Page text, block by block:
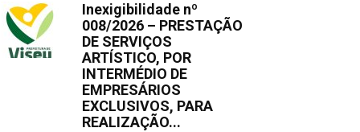
Inexigibilidade nº
008/2026 – PRESTAÇÃO
DE SERVIÇOS
ARTÍSTICO, POR
INTERMÉDIO DE
EMPRESÁRIOS
EXCLUSIVOS, PARA
REALIZAÇÃO...